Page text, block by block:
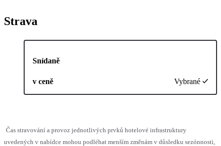
Strava
Snídaně
v ceně Vybrané
Čas stravování a provoz jednotlivých prvků hotelové infrastruktury
uvedených v nabídce mohou podléhat menším změnám v důsledku sezónnosti,